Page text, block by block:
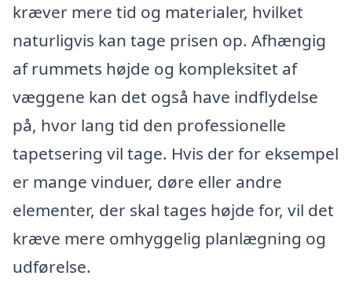
kræver mere tid og materialer, hvilket
naturligvis kan tage prisen op. Afhængig
af rummets højde og kompleksitet af
væggene kan det også have indflydelse
på, hvor lang tid den professionelle
tapetsering vil tage. Hvis der for eksempel
er mange vinduer, døre eller andre
elementer, der skal tages højde for, vil det
kræve mere omhyggelig planlægning og
udførelse.